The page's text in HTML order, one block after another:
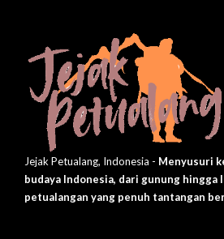
Jejak Petualang, Indonesia - Menyusuri
budaya Indonesia, dari gunung hingga
petualangan yang penuh tantangan